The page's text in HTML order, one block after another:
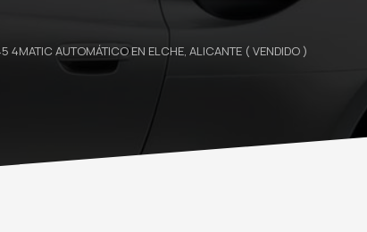
4MATIC AUTOMÁTICO EN ELCHE, ALICANTE ( VENDIDO )